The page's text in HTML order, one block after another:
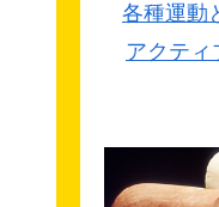
各種運動
アクティ